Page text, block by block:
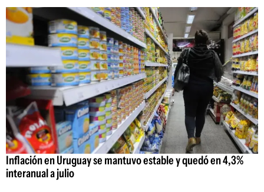
Inflación en Uruguay se mantuvo estable y quedó en 4,3%
interanual a julio